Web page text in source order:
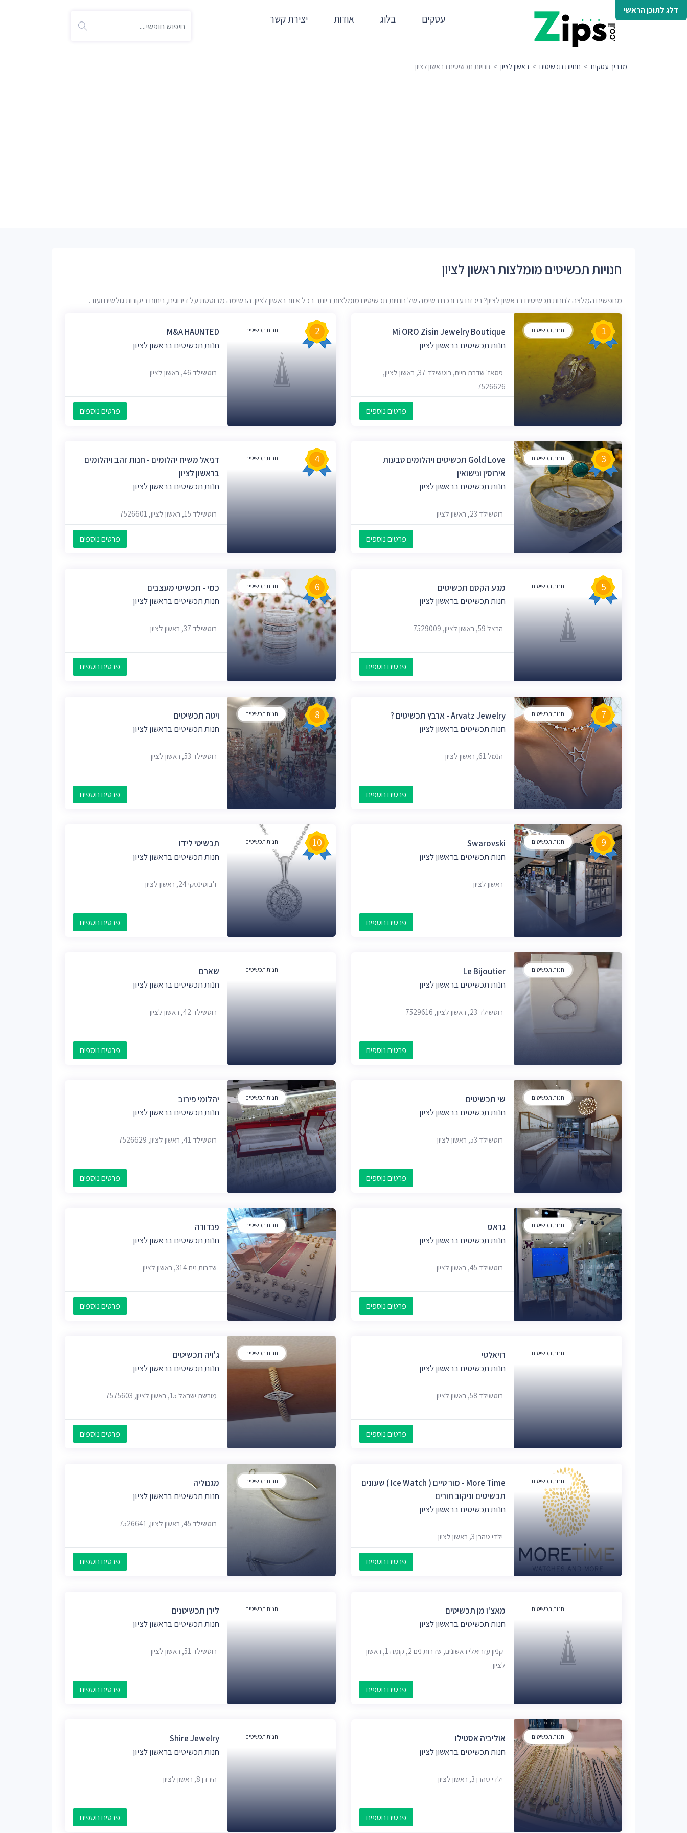
דלג לתוכן הראשי
עסקים בלוג אודות יצירת קשר
מדריך עסקים > חנויות תכשיטים > ראשון לציון > חנויות תכשיטים בראשון לציון
חנויות תכשיטים מומלצות ראשון לציון
מחפשים המלצה לחנות תכשיטים בראשון לציון? ריכזנו עבורכם רשימה של חנויות תכשיטים מומלצות ביותר בכל אזור ראשון לציון. הרשימה מבוססת על דירוגים, ניתוח ביקורות גולשים ועוד.
חנות תכשיטים 1
Mi ORO Zisin Jewelry Boutique
חנות תכשיטים בראשון לציון
פסאז' שדרת חיים, רוטשילד 37, ראשון לציון,
7526626
פרטים נוספים
חנות תכשיטים 2
M&A HAUNTED
חנות תכשיטים בראשון לציון
רוטשילד 46, ראשון לציון
פרטים נוספים
חנות תכשיטים 3
Gold Love תכשיטים ויהלומים טבעות
אירוסין ונישואין
חנות תכשיטים בראשון לציון
רוטשילד 23, ראשון לציון
פרטים נוספים
חנות תכשיטים 4
דניאל משיח יהלומים - חנות זהב ויהלומים
בראשון לציון
חנות תכשיטים בראשון לציון
רוטשילד 15, ראשון לציון, 7526601
פרטים נוספים
חנות תכשיטים 5
מגע הקסם תכשיטים
חנות תכשיטים בראשון לציון
הרצל 59, ראשון לציון, 7529009
פרטים נוספים
חנות תכשיטים 6
כמי - תכשיטי מעצבים
חנות תכשיטים בראשון לציון
רוטשילד 37, ראשון לציון
פרטים נוספים
חנות תכשיטים 7
Arvatz Jewelry - ארבץ תכשיטים ?
חנות תכשיטים בראשון לציון
הנמל 61, ראשון לציון
פרטים נוספים
חנות תכשיטים 8
ויטה תכשיטים
חנות תכשיטים בראשון לציון
רוטשילד 53, ראשון לציון
פרטים נוספים
חנות תכשיטים 9
Swarovski
חנות תכשיטים בראשון לציון
ראשון לציון
פרטים נוספים
חנות תכשיטים 10
תכשיטי לידו
חנות תכשיטים בראשון לציון
ז'בוטינסקי 24, ראשון לציון
פרטים נוספים
חנות תכשיטים
Le Bijoutier
חנות תכשיטים בראשון לציון
רוטשילד 23, ראשון לציון, 7529616
פרטים נוספים
חנות תכשיטים
שארם
חנות תכשיטים בראשון לציון
רוטשילד 42, ראשון לציון
פרטים נוספים
חנות תכשיטים
שי תכשיטים
חנות תכשיטים בראשון לציון
רוטשילד 53, ראשון לציון
פרטים נוספים
חנות תכשיטים
יהלומי פירוב
חנות תכשיטים בראשון לציון
רוטשילד 41, ראשון לציון, 7526629
פרטים נוספים
חנות תכשיטים
גראס
חנות תכשיטים בראשון לציון
רוטשילד 45, ראשון לציון
פרטים נוספים
חנות תכשיטים
פנדורה
חנות תכשיטים בראשון לציון
שדרות נים 314, ראשון לציון
פרטים נוספים
חנות תכשיטים
רויאלטי
חנות תכשיטים בראשון לציון
רוטשילד 58, ראשון לציון
פרטים נוספים
חנות תכשיטים
ג'ויה תכשיטים
חנות תכשיטים בראשון לציון
מורשת ישראל 15, ראשון לציון, 7575603
פרטים נוספים
חנות תכשיטים
More Time - מור טיים ( Ice Watch ) שעונים
תכשיטים וניקוב חורים
חנות תכשיטים בראשון לציון
ילדי טהרן 3, ראשון לציון
פרטים נוספים
חנות תכשיטים
מגנוליה
חנות תכשיטים בראשון לציון
רוטשילד 45, ראשון לציון, 7526641
פרטים נוספים
חנות תכשיטים
מאצ'ו מן תכשיטים
חנות תכשיטים בראשון לציון
קניון עזריאלי ראשונים, שדרות נים 2, קומה 1, ראשון
לציון
פרטים נוספים
חנות תכשיטים
לירן תכשיטנים
חנות תכשיטים בראשון לציון
רוטשילד 51, ראשון לציון
פרטים נוספים
חנות תכשיטים
אוליביה אסטילו
חנות תכשיטים בראשון לציון
ילדי טהרן 3, ראשון לציון
פרטים נוספים
חנות תכשיטים
Shire Jewelry
חנות תכשיטים בראשון לציון
הירדן 8, ראשון לציון
פרטים נוספים